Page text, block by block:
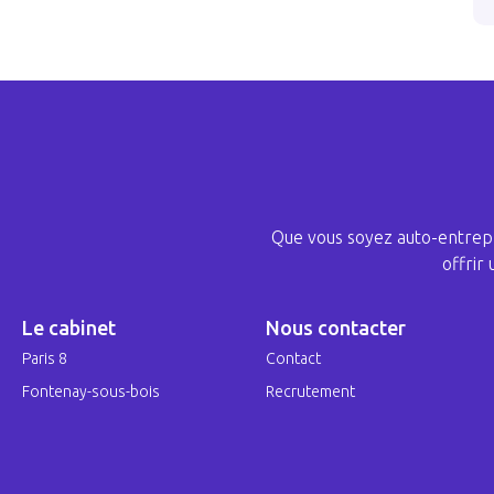
Que vous soyez auto-
offrir
Le cabinet
Paris 8
Fontenay-sous-bois
Nous contacter
Contact
Recrutement